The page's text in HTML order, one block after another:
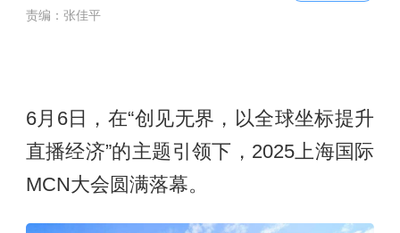
责编：张佳平
6月6日，在“创见无界，以全球坐标提升
直播经济”的主题引领下，2025上海国际
MCN大会圆满落幕。